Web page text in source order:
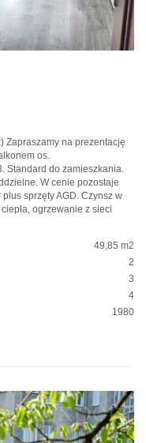
Zapraszamy na prezentację
os.
Standard do zamieszkania.
W cenie pozostaje
sprzęty AGD. Czynsz w
ogrzewanie z sieci
49,85 m2
2
3
4
1980